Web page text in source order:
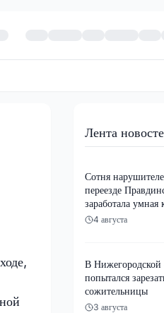
Лента
Сотня
переезде
заработала умная
4 августа
В Нижегородской
попытался
сожительницы
3 августа